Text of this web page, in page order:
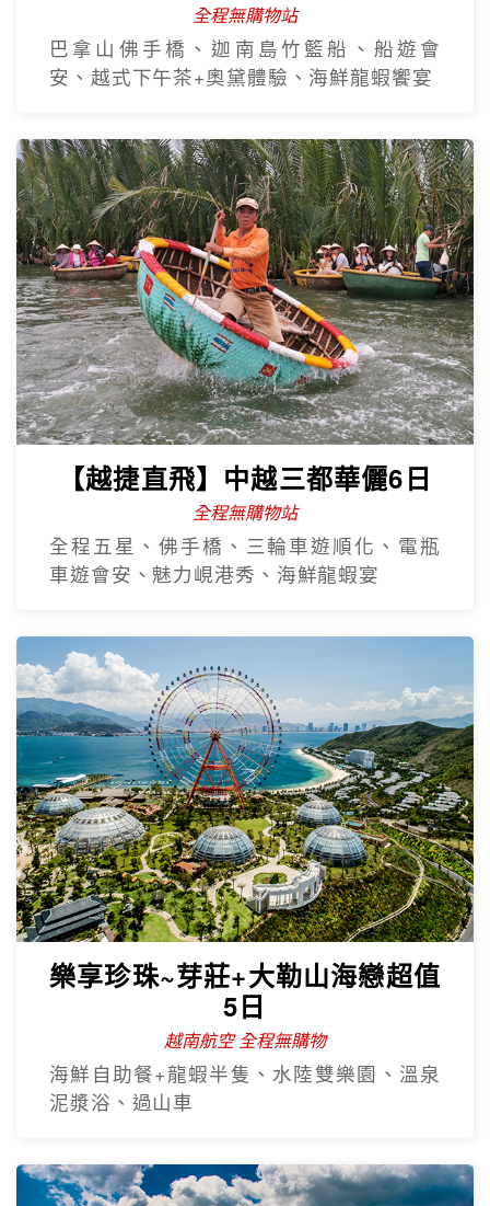
全程無購物站
巴拿山佛手橋、迦南島竹籃船、船遊會
安、越式下午茶+奧黛體驗、海鮮龍蝦饗宴
【越捷直飛】中越三都華儷6日
全程無購物站
全程五星、佛手橋、三輪車遊順化、電瓶
車遊會安、魅力峴港秀、海鮮龍蝦宴
樂享珍珠~芽莊+大勒山海戀超值
5日
越南航空 全程無購物
海鮮自助餐+龍蝦半隻、水陸雙樂園、溫泉
泥漿浴、過山車